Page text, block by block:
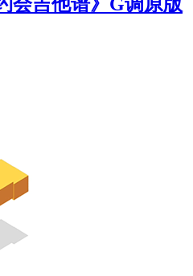
会吉他谱》G调原版